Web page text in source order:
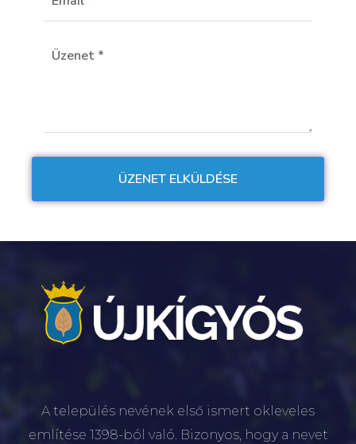
A település nevének első ismert okleveles
említése 1398-ból való. Bizonyos, hogy a nevet